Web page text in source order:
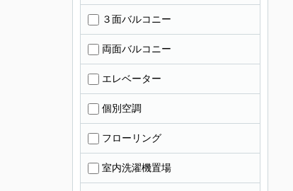
３面バルコニー
両面バルコニー
エレベーター
個別空調
フローリング
室内洗濯機置場